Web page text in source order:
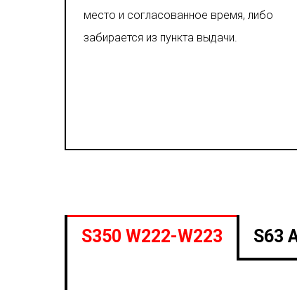
место и согласованное время, либо
забирается из пункта выдачи.
S350 W222-W223 S63